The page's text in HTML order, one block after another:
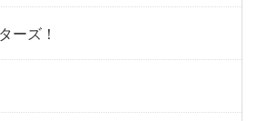
ーズ！